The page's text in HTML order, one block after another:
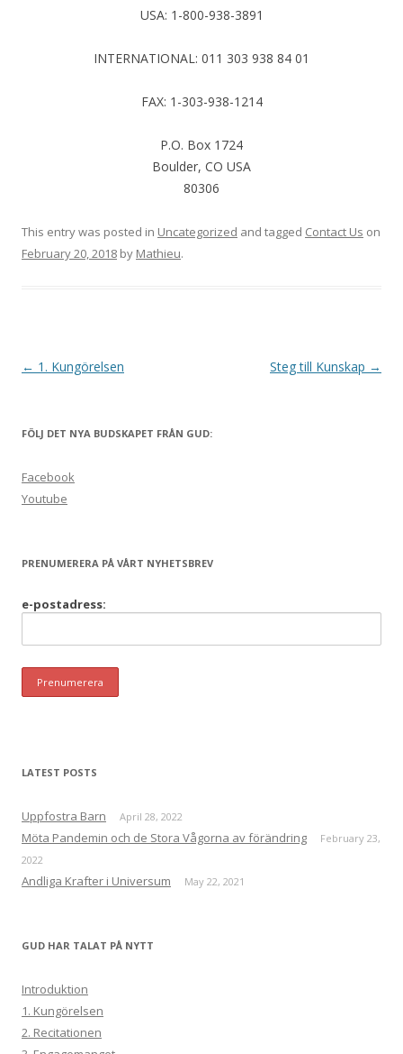
USA: 1-800-938-3891
INTERNATIONAL: 011 303 938 84 01
FAX: 1-303-938-1214
P.O. Box 1724
Boulder, CO USA
80306
This entry was posted in Uncategorized and tagged Contact Us on
February 20, 2018 by Mathieu.
Post
← 1. Kungörelsen Steg till Kunskap →
FÖLJ DET NYA BUDSKAPET FRÅN GUD:
Facebook
Youtube
PRENUMERERA PÅ VÅRT NYHETSBREV
e-postadress:
LATEST POSTS
Uppfostra Barn April 28, 2022
Möta Pandemin och de Stora Vågorna av förändring
February 23,
2022
Andliga Krafter i Universum May 22, 2021
GUD HAR TALAT PÅ NYTT
Introduktion
1. Kungörelsen
2. Recitationen